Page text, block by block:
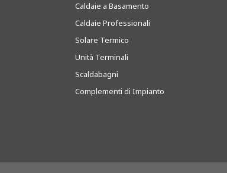
Caldaie a Basamento
Caldaie Professionali
Solare Termico
Unità Terminali
Scaldabagni
Complementi di Impianto